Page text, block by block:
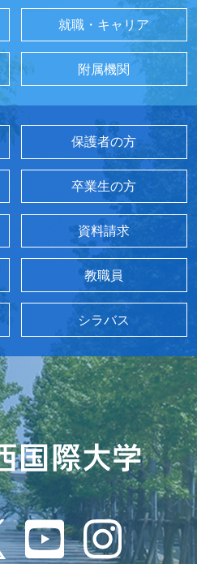
就職・キャリア
附属機関
保護者の方
卒業生の方
資料請求
教職員
シラバス